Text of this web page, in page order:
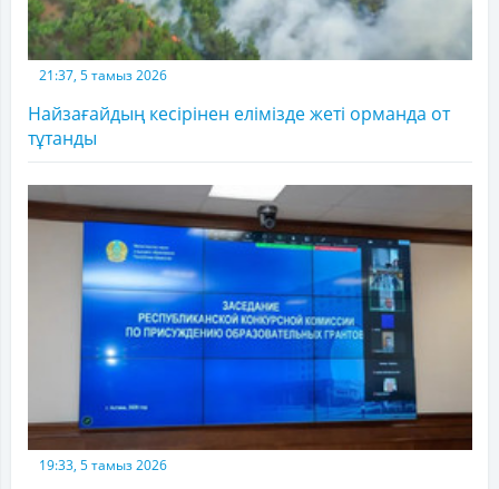
21:37, 5 тамыз 2026
Найзағайдың кесірінен елімізде жеті орманда от
тұтанды
19:33, 5 тамыз 2026